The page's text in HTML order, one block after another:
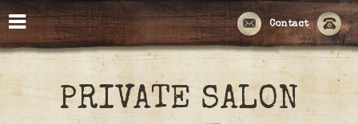
Contact
PRIVATE SALON